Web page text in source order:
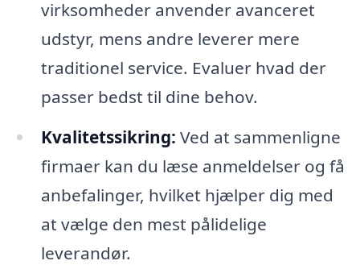
virksomheder anvender avanceret
udstyr, mens andre leverer mere
traditionel service. Evaluer hvad der
passer bedst til dine behov.
Kvalitetssikring: Ved at sammenligne
firmaer kan du læse anmeldelser og få
anbefalinger, hvilket hjælper dig med
at vælge den mest pålidelige
leverandør.